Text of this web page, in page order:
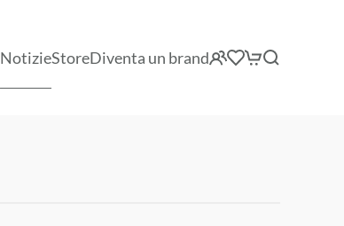
NotizieStoreDiventa un brand